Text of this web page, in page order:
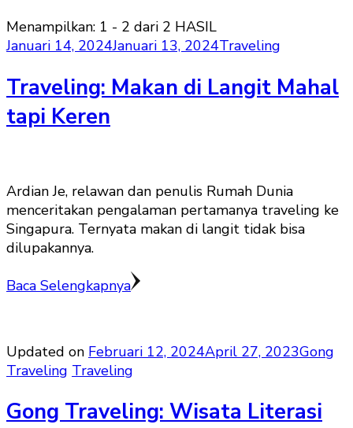
Menampilkan: 1 - 2 dari 2 HASIL
Januari 14, 2024Januari 13, 2024Traveling
Traveling: Makan di Langit Mahal
tapi Keren
Ardian Je, relawan dan penulis Rumah Dunia
menceritakan pengalaman pertamanya traveling ke
Singapura. Ternyata makan di langit tidak bisa
dilupakannya.
Baca Selengkapnya
Updated on Februari 12, 2024April 27, 2023Gong
Traveling Traveling
Gong Traveling: Wisata Literasi